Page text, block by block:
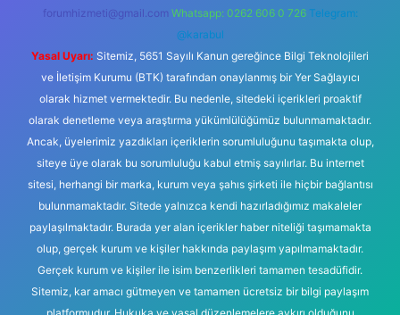
forumhizmeti@gmail.com Whatsapp: 0262 606 0 726 Telegram:
@karabul
Yasal Uyarı: Sitemiz, 5651 Sayılı Kanun gereğince Bilgi Teknolojileri
ve İletişim Kurumu (BTK) tarafından onaylanmış bir Yer Sağlayıcı
olarak hizmet vermektedir. Bu nedenle, sitedeki içerikleri proaktif
olarak denetleme veya araştırma yükümlülüğümüz bulunmamaktadır.
Ancak, üyelerimiz yazdıkları içeriklerin sorumluluğunu taşımakta olup,
siteye üye olarak bu sorumluluğu kabul etmiş sayılırlar. Bu internet
sitesi, herhangi bir marka, kurum veya şahıs şirketi ile hiçbir bağlantısı
bulunmamaktadır. Sitede yalnızca kendi hazırladığımız makaleler
paylaşılmaktadır. Burada yer alan içerikler haber niteliği taşımamakta
olup, gerçek kurum ve kişiler hakkında paylaşım yapılmamaktadır.
Gerçek kurum ve kişiler ile isim benzerlikleri tamamen tesadüfidir.
Sitemiz, kar amacı gütmeyen ve tamamen ücretsiz bir bilgi paylaşım